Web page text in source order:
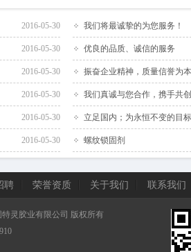
2016-05-30 我们将最诚挚的为您服务！
2016-05-30 优良的品质、诚信的服务
2016-05-30 振奋企业精神，质量信誉为本
2016-05-30 我们真诚与您合作，携手共
2016-05-30 立足国内；为永恒不变的目标
2016-05-30 螺纹锁固剂
聘 荣誉资质 关于我们 联系我们
特灵胶业有限公司 版权所有